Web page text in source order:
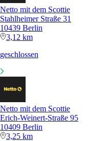
Netto mit dem Scottie
Stahlheimer Straße 31
10439 Berlin
3,12 km
geschlossen
Netto mit dem Scottie
Erich-Weinert-Straße 95
10409 Berlin
3,25 km